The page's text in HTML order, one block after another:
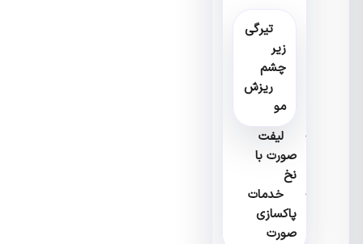
تیرگی
چشم
ریزش
لیفت
صورت با
خدمات
پاکسازی
صورت